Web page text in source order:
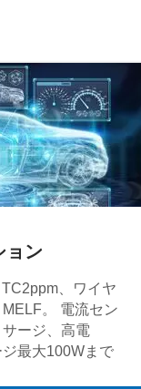
ョン
、ワイヤ
。 電流セン
ージ、高電
最大100Wまで